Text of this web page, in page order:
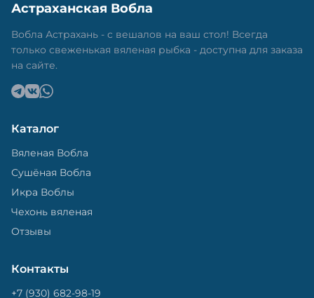
Астраханская Вобла
Вобла Астрахань - с вешалов на ваш стол! Всегда
только свеженькая вяленая рыбка - доступна для заказа
на сайте.
Каталог
Вяленая Вобла
Сушёная Вобла
Икра Воблы
Чехонь вяленая
Отзывы
Контакты
+7 (930) 682-98-19